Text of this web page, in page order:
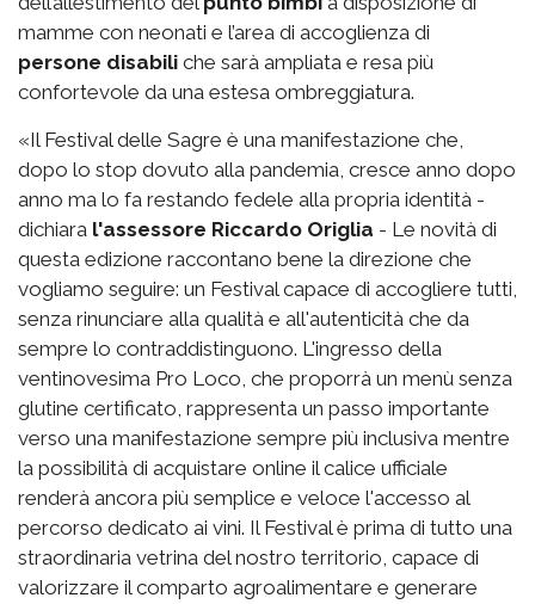
mamme con neonati e l’area di accoglienza di
persone disabili che sarà ampliata e resa più
confortevole da una estesa ombreggiatura.
«Il Festival delle Sagre è una manifestazione che,
dopo lo stop dovuto alla pandemia, cresce anno dopo
anno ma lo fa restando fedele alla propria identità -
dichiara l'assessore Riccardo Origlia - Le novità di
questa edizione raccontano bene la direzione che
vogliamo seguire: un Festival capace di accogliere tutti,
senza rinunciare alla qualità e all'autenticità che da
sempre lo contraddistinguono. L'ingresso della
ventinovesima Pro Loco, che proporrà un menù senza
glutine certificato, rappresenta un passo importante
verso una manifestazione sempre più inclusiva mentre
la possibilità di acquistare online il calice ufficiale
renderà ancora più semplice e veloce l'accesso al
percorso dedicato ai vini. Il Festival è prima di tutto una
straordinaria vetrina del nostro territorio, capace di
valorizzare il comparto agroalimentare e generare